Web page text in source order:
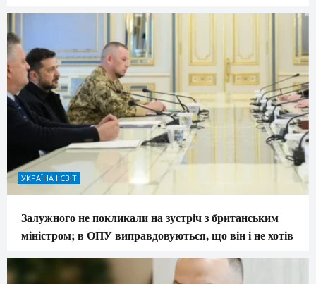
УКРАЇНА І СВІТ
Залужного не покликали на зустріч з британським
міністром; в ОПУ виправдовуються, що він і не хотів